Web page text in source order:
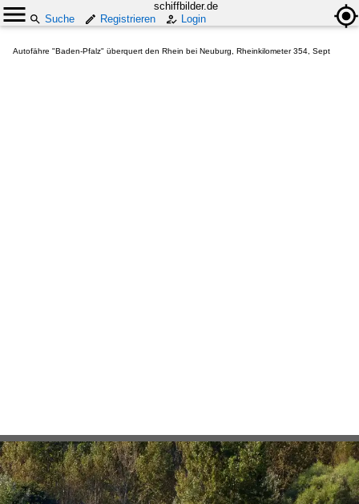
schiffbilder.de
Suche
Registrieren Login
Autofähre "Baden-Pfalz" überquert den Rhein bei Neuburg, Rheinkilometer 354, Sept